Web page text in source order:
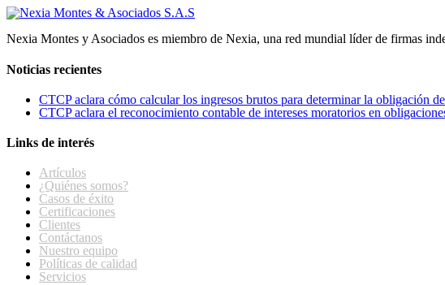
Nexia Montes y Asociados es miembro de Nexia, una red mundial líder de firmas
Noticias recientes
CTCP aclara cómo calcular los ingresos brutos para determinar la obligación
CTCP aclara el reconocimiento contable de intereses moratorios en
Links de interés
Artículos
¿Quiénes somos?
Casos de éxito
Certificaciones
Clientes
Contáctanos
Nuestro equipo
Políticas de calidad
Servicios